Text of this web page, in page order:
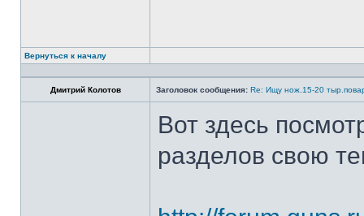
Вернуться к началу
Дмитрий Колотов Заголовок сообщения: Re: Ищу нож.15-20
Вот здесь
разделов свою